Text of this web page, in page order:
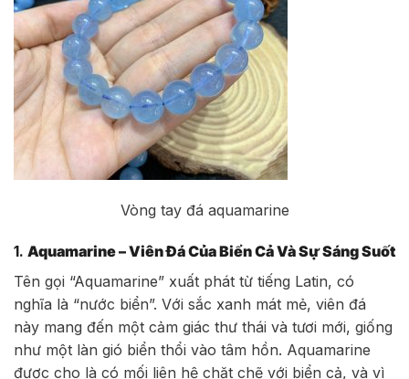
Vòng tay đá aquamarine
1. Aquamarine – Viên Đá Của Biển Cả Và Sự Sáng Suốt
Tên gọi “Aquamarine” xuất phát từ tiếng Latin, có
nghĩa là “nước biển”. Với sắc xanh mát mẻ, viên đá
này mang đến một cảm giác thư thái và tươi mới, giống
như một làn gió biển thổi vào tâm hồn. Aquamarine
được cho là có mối liên hệ chặt chẽ với biển cả, và vì